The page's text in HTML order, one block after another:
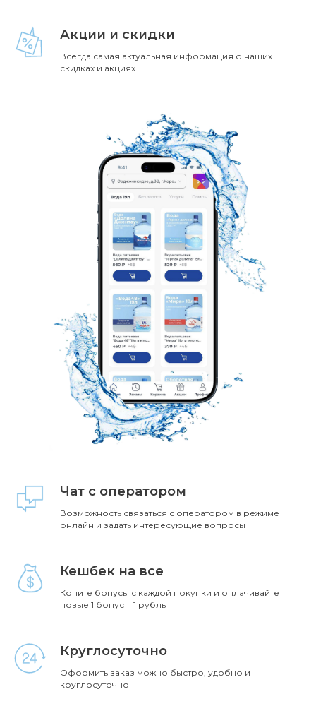
Акции и скидки
Всегда самая актуальная информация о наших
скидках и акциях
Чат с оператором
Возможность связаться с оператором в режиме
онлайн и задать интересующие вопросы
Кешбек на все
Копите бонусы с каждой покупки и оплачивайте
новые 1 бонус = 1 рубль
Круглосуточно
Оформить заказ можно быстро, удобно и
круглосуточно
Московская обл., г.Королёв,